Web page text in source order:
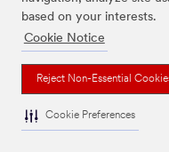
based on your interests.
Cookie Notice
Reject Non-Essential
Cookie Preferences